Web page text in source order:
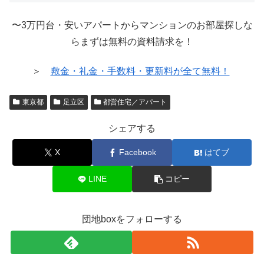
〜3万円台・安いアパートからマンションのお部屋探しな
らまずは無料の資料請求を！
＞ 敷金・礼金・手数料・更新料が全て無料！
東京都 足立区 都営住宅／アパート
シェアする
X Facebook はてブ
LINE コピー
団地boxをフォローする